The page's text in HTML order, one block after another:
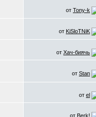
от Tony-k
от KiSloTNiK
от Хач-биячь
от Stan
от el
от Berk!